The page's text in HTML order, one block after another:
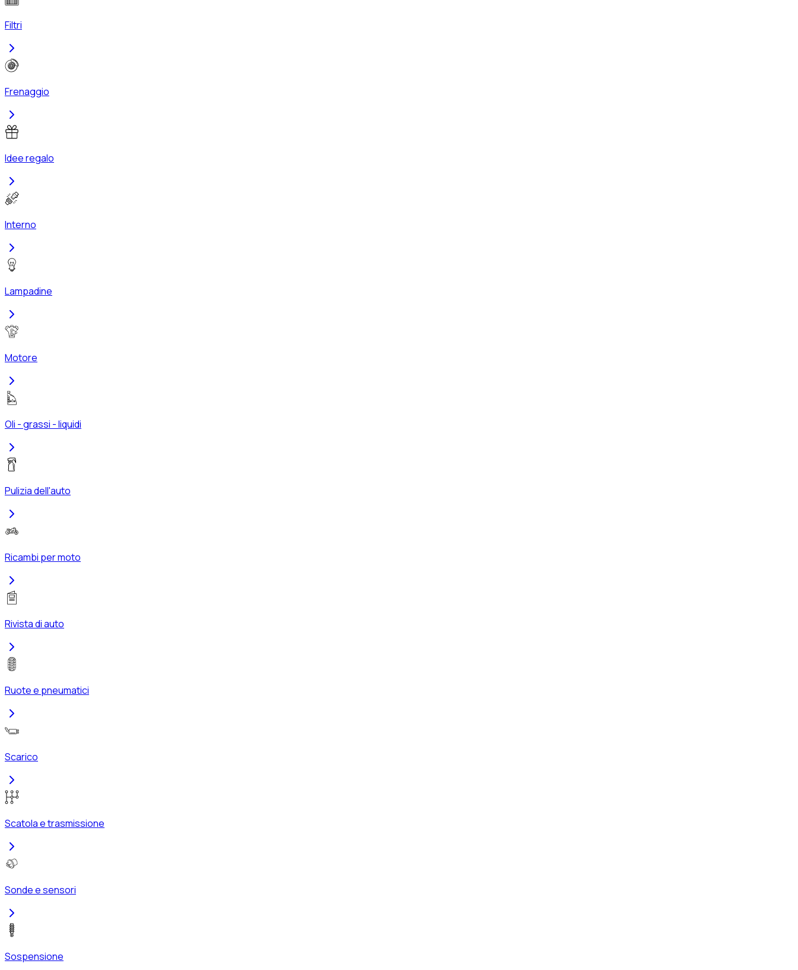
Filtri
Frenaggio
Idee regalo
Interno
Lampadine
Motore
Oli - grassi - liquidi
Pulizia dell'auto
Ricambi per moto
Rivista di auto
Ruote e pneumatici
Scarico
Scatola e trasmissione
Sonde e sensori
Sospensione